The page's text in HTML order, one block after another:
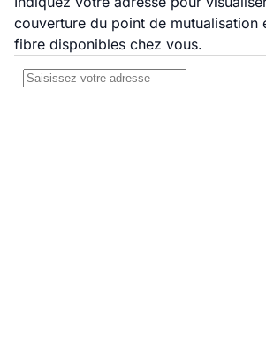
couverture du point de mutualisation
fibre disponibles chez vous.